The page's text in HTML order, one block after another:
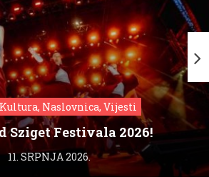
Kultura, Naslovnica, Vijesti
Sziget Festivala 2026!
11. SRPNJA 2026.